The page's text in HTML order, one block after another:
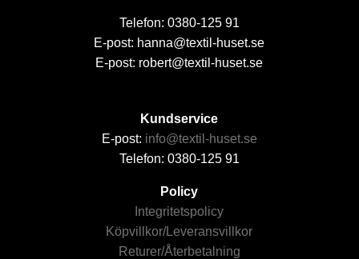
Telefon: 0380-125 91
E-post: hanna@textil-huset.se
E-post: robert@textil-huset.se
Kundservice
E-post: info@textil-huset.se
Telefon: 0380-125 91
Policy
Integritetspolicy
Köpvillkor/Leveransvillkor
Returer/Återbetalning